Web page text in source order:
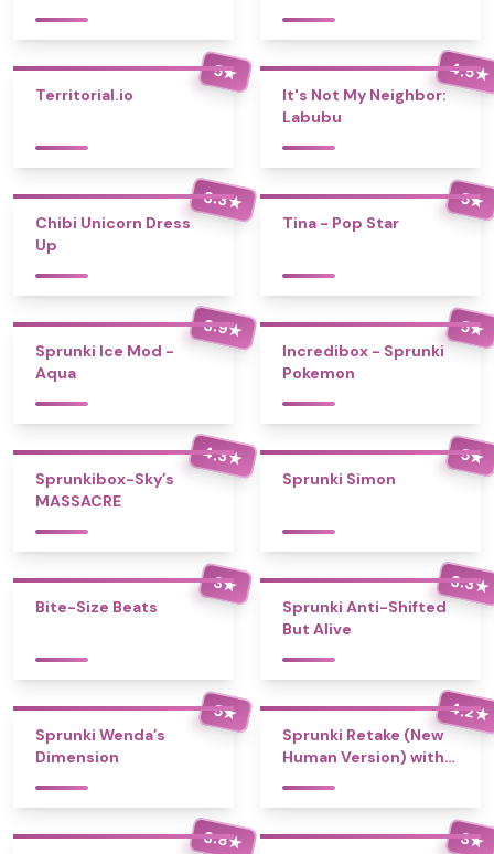
5★
Territorial.io
4.5★
It's Not My Neighbor:
Labubu
3.3★
Chibi Unicorn Dress
Up
5★
Tina - Pop Star
3.9★
Sprunki Ice Mod -
Aqua
5★
Incredibox - Sprunki
Pokemon
4.3★
Sprunkibox-Sky’s
MASSACRE
5★
Sprunki Simon
3★
Bite-Size Beats
3.3★
Sprunki Anti-Shifted
But Alive
5★
Sprunki Wenda’s
Dimension
4.2★
Sprunki Retake (New
Human Version) with
3.8★ 3★